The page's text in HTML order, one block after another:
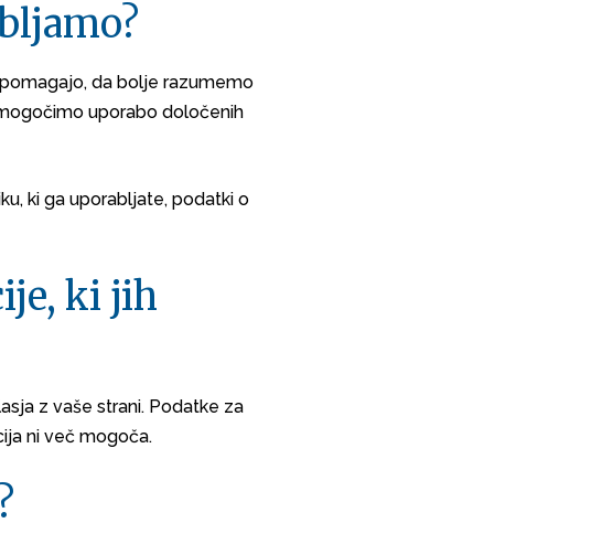
da bolje razumemo
uporabo določenih
ki ga uporabljate, podatki o
ki jih
z vaše strani. Podatke za
ni več mogoča.